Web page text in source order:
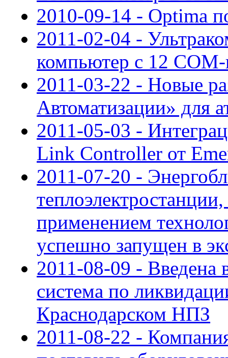
2010-09-14 - Optima
2011-02-04 -
компьютер с 12
2011-03-22 - Новые
Автоматизации» для
2011-05-03 -
Link Controller от
2011-07-20 -
применением
успешно запущен в
2011-08-09 - Введена
система по
Краснодарском НПЗ
2011-08-22 -